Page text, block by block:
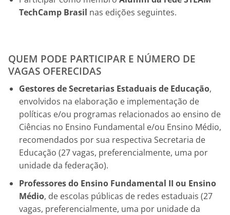
TechCamp Brasil nas edições seguintes.
QUEM PODE PARTICIPAR E NÚMERO DE
VAGAS OFERECIDAS
Gestores de Secretarias Estaduais de Educação,
envolvidos na elaboração e implementação de
políticas e/ou programas relacionados ao ensino de
Ciências no Ensino Fundamental e/ou Ensino Médio,
recomendados por sua respectiva Secretaria de
Educação (27 vagas, preferencialmente, uma por
unidade da federação).
Professores do Ensino Fundamental II ou Ensino
Médio, de escolas públicas de redes estaduais (27
vagas, preferencialmente, uma por unidade da